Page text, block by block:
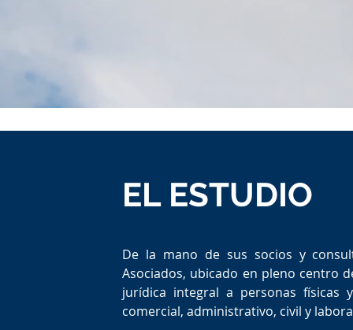
EL ESTUDIO
De la mano de sus socios y
Asociados, ubicado en pleno centro
jurídica integral a personas físicas
comercial, administrativo, civil y